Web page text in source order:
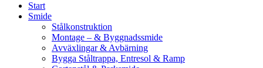
Start
Smide
Stålkonstruktion
Montage – & Byggnadssmide
Avväxlingar & Avbärning
Bygga Ståltrappa, Entresol & Ramp